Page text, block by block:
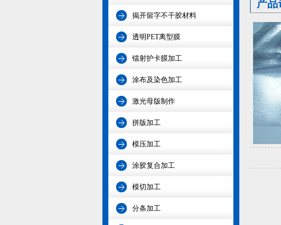
揭开留字不干胶材料
透明PET离型膜
镭射护卡膜加工
涂布及染色加工
激光母版制作
拼版加工
模压加工
涂胶复合加工
模切加工
分条加工
产品